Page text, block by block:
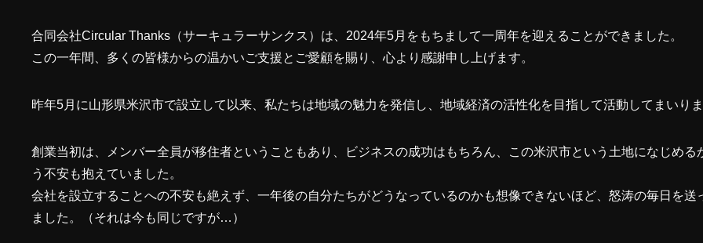
合同会社Circular Thanks（サーキュラーサンクス）は、2024年5月をもちまして一周年を迎えることができました。
この一年間、多くの皆様からの温かいご支援とご愛顧を賜り、心より感謝申し上げます。
昨年5月に山形県米沢市で設立して以来、私たちは地域の魅力を発信し、地域経済の活性化を目指して活動してまいり
創業当初は、メンバー全員が移住者ということもあり、ビジネスの成功はもちろん、この米沢市という土地になじめる
う不安も抱えていました。
会社を設立することへの不安も絶えず、一年後の自分たちがどうなっているのかも想像できないほど、怒涛の毎日を送
ました。（それは今も同じですが…）